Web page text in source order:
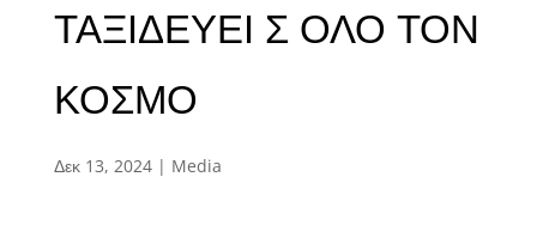
ΤΑΞΙΔΕΥΕΙ Σ ΟΛΟ ΤΟΝ
ΚΟΣΜΟ
Δεκ 13, 2024| Media